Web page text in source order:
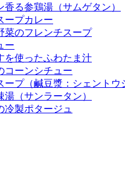
香る参鶏湯（サムゲタン）
ープカレー
菜のフレンチスープ
ー
を使ったふわたま汁
コーンシチュー
ープ（鹹豆漿：シェントウ
湯（サンラータン）
冷製ポタージュ